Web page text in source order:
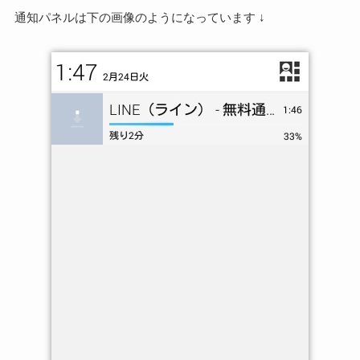
通知パネルは下の画像のようになっています ↓